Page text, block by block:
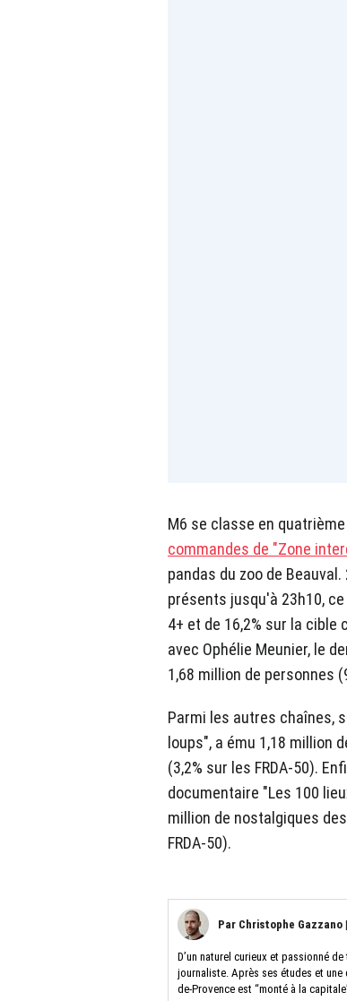
M6 se classe en
commandes de "Zone
pandas du zoo de
présents jusqu'à 23h10,
4+ et de 16,2% sur la
avec Ophélie Meunier, le
1,68 million de personnes
Parmi les autres chaînes,
loups", a ému 1,18 million
(3,2% sur les FRDA-50).
documentaire "Les 100
million de nostalgiques
FRDA-50).
Par Christophe Gazzano |
D’un naturel curieux et passionné
journaliste. Après ses études et une
de-Provence est “monté à la